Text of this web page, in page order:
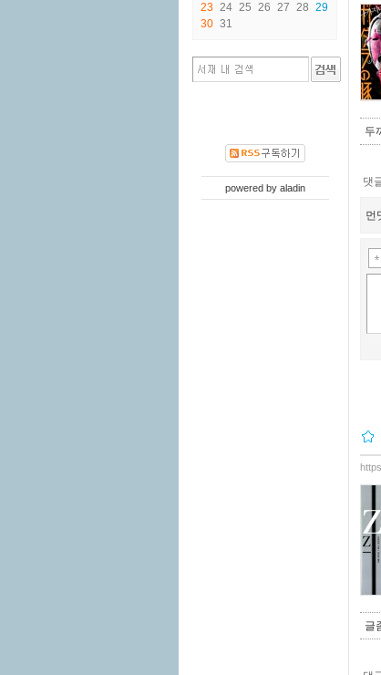
23 24 25 26 27 28 29
30 31
powered by aladin
두
댓
먼
글